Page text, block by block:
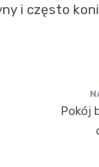
i często
Pokój